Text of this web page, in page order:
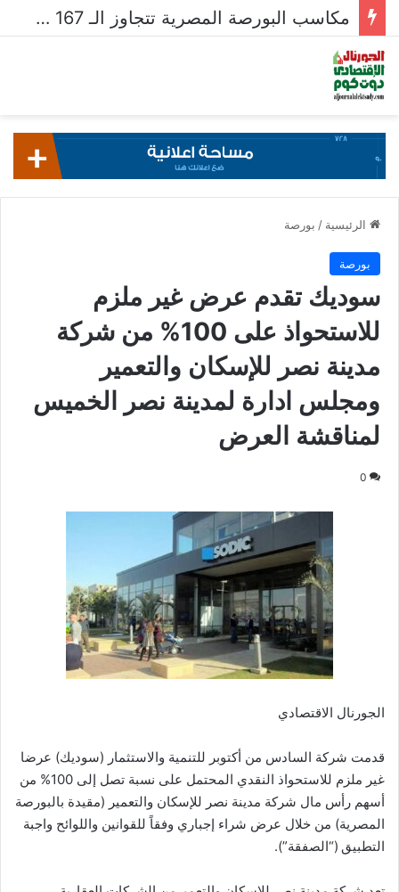
مكاسب البورصة المصرية تتجاوز الـ 167 مليار جنيه خلال أسبوع
الرئيسية / بورصة
بورصة
سوديك تقدم عرض غير ملزم
للاستحواذ على 100% من شركة
مدينة نصر للإسكان والتعمير
ومجلس ادارة لمدينة نصر الخميس
لمناقشة العرض
0
الجورنال الاقتصادي
قدمت شركة السادس من أكتوبر للتنمية والاستثمار (سوديك) عرضا
غير ملزم للاستحواذ النقدي المحتمل على نسبة تصل إلى 100% من
أسهم رأس مال شركة مدينة نصر للإسكان والتعمير (مقيدة بالبورصة
المصرية) من خلال عرض شراء إجباري وفقاً للقوانين واللوائح واجبة
التطبيق (“الصفقة”).